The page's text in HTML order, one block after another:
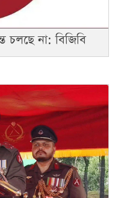
চলছে না: বিজিবি